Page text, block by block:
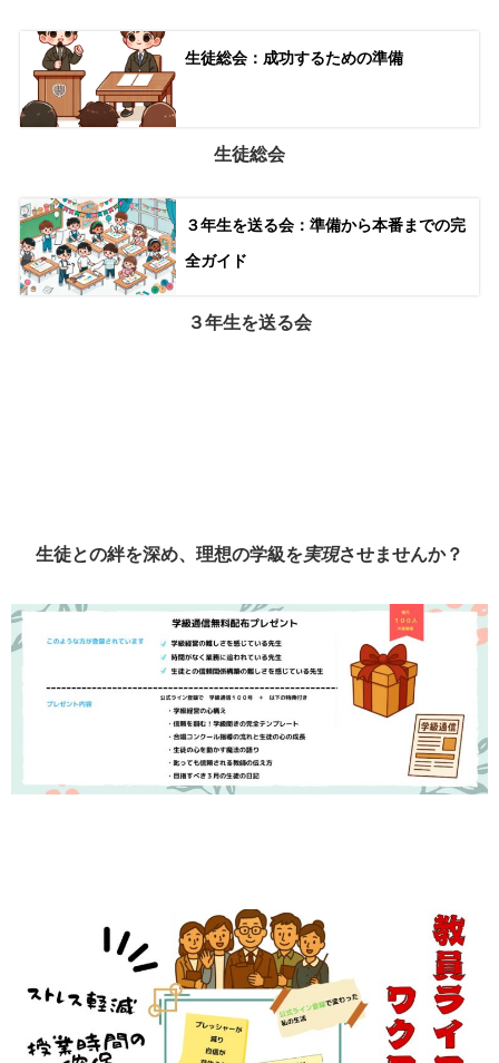
生徒総会：成功するための準備
生徒総会
３年生を送る会：準備から本番までの完
全ガイド
３年生を送る会
生徒との絆を深め、理想の学級を実現させませんか？